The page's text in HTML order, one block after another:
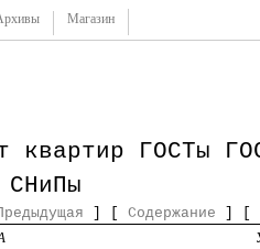
Магазин
квартир ГОСТы
Содержание